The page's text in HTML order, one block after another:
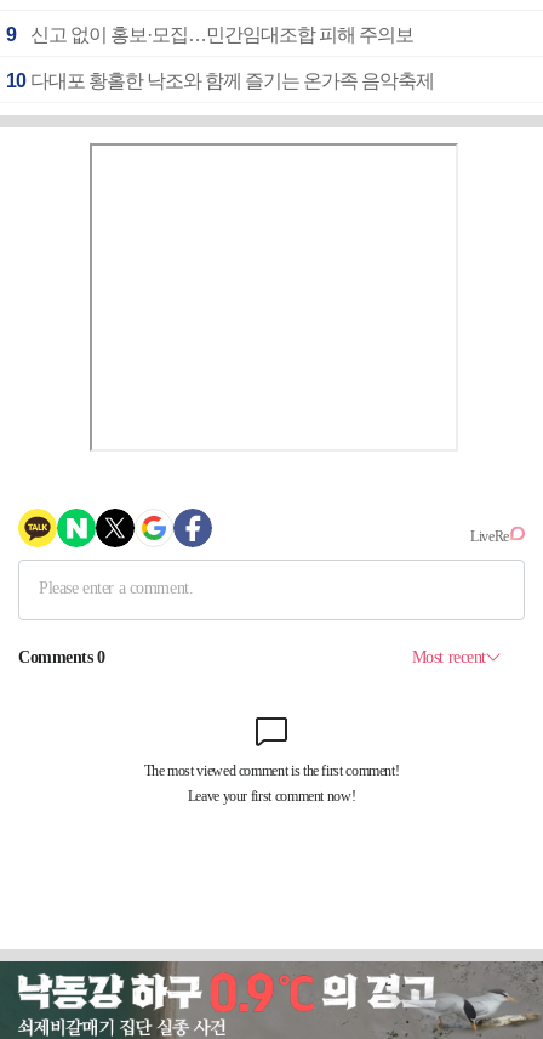
9 신고 없이 홍보·모집…민간임대조합 피해 주의보
10 다대포 황홀한 낙조와 함께 즐기는 온가족 음악축제